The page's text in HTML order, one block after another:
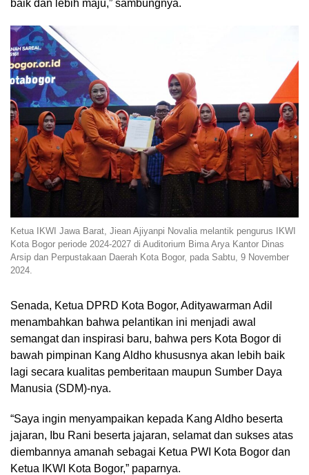
baik dan lebih maju,” sambungnya.
Ketua IKWI Jawa Barat, Jiean Ajiyanpi Novalia melantik pengurus IKWI
Kota Bogor periode 2024-2027 di Auditorium Bima Arya Kantor Dinas
Arsip dan Perpustakaan Daerah Kota Bogor, pada Sabtu, 9 November
2024.
Senada, Ketua DPRD Kota Bogor, Adityawarman Adil
menambahkan bahwa pelantikan ini menjadi awal
semangat dan inspirasi baru, bahwa pers Kota Bogor di
bawah pimpinan Kang Aldho khususnya akan lebih baik
lagi secara kualitas pemberitaan maupun Sumber Daya
Manusia (SDM)-nya.
“Saya ingin menyampaikan kepada Kang Aldho beserta
jajaran, Ibu Rani beserta jajaran, selamat dan sukses atas
diembannya amanah sebagai Ketua PWI Kota Bogor dan
Ketua IKWI Kota Bogor,” paparnya.